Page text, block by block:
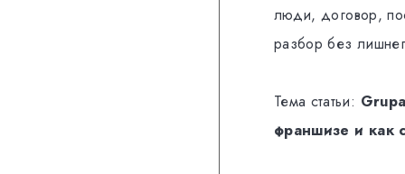
люди, договор,
разбор без
Тема статьи:
франшизе и как